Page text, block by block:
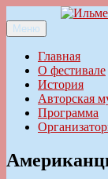
к
содержимому
Ильменский
Меню
Главная
О фестивале
История
Авторская
Программа